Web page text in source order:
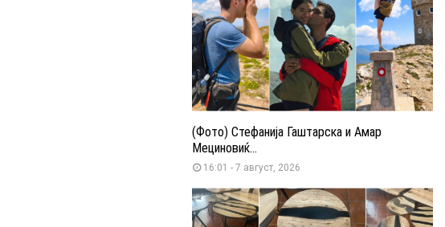
(Фото) Стефанија Гаштарска и Амар
Мециновиќ...
16:01 - 7 август, 2026